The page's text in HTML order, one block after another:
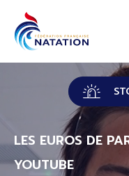
Passer au contenu
LES EUROS DE
YOUTUBE
Panneau de gestion